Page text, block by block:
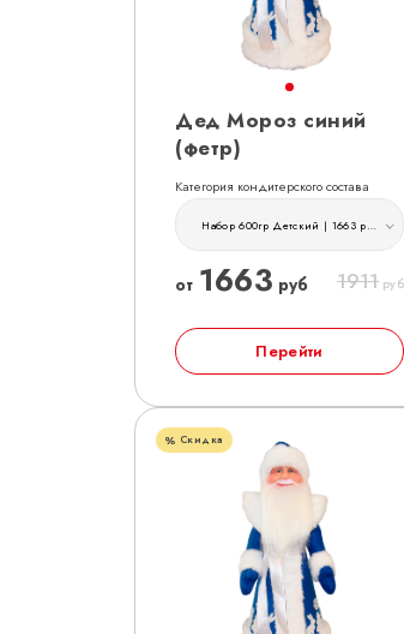
Дед Мороз синий
(фетр)
Категория кондитерского состава
Набор 600гр Детский | 1663 руб
от 1663 руб 1911 руб
Перейти
Скидка